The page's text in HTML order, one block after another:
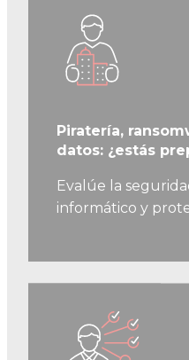
Piratería,
datos: ¿estás
Evalúe la
informático y